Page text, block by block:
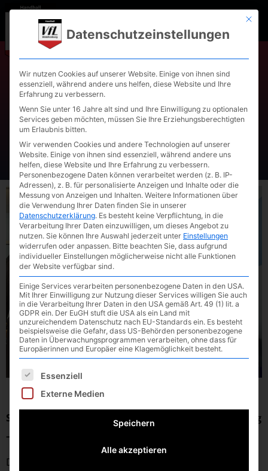
Spielbericht wD-Jugend1
08.02.2026: VfL
Waldkraiburg – HF Scheyern
Spielbericht wD-Jugend1 08.02.2026: VfL Waldkraiburg
– HF Scheyern
Datum: 08.02.2026
Mit
Datenschutzeinstellungen
Wir nutzen Cookies auf unserer Website. Einige von ihnen sind
essenziell, während andere uns helfen, diese Website und Ihre
Erfahrung zu verbessern.
Wenn Sie unter 16 Jahre alt sind und Ihre Einwilligung zu optionalen
Services geben möchten, müssen Sie Ihre Erziehungsberechtigten
um Erlaubnis bitten.
Wir verwenden Cookies und andere Technologien auf unserer
Website. Einige von ihnen sind essenziell, während andere uns
helfen, diese Website und Ihre Erfahrung zu verbessern.
Personenbezogene Daten können verarbeitet werden (z. B. IP-
Adressen), z. B. für personalisierte Anzeigen und Inhalte oder die
Messung von Anzeigen und Inhalten. Weitere Informationen über
die Verwendung Ihrer Daten finden Sie in unserer
Datenschutzerklärung. Es besteht keine Verpflichtung, in die
Verarbeitung Ihrer Daten einzuwilligen, um dieses Angebot zu
nutzen. Sie können Ihre Auswahl jederzeit unter Einstellungen
widerrufen oder anpassen. Bitte beachten Sie, dass aufgrund
individueller Einstellungen möglicherweise nicht alle Funktionen
der Website verfügbar sind.
Einige Services verarbeiten personenbezogene Daten in den USA.
Mit Ihrer Einwilligung zur Nutzung dieser Services willigen Sie auch
in die Verarbeitung Ihrer Daten in den USA gemäß Art. 49 (1) lit. a
GDPR ein. Der EuGH stuft die USA als ein Land mit
unzureichendem Datenschutz nach EU-Standards ein. Es besteht
beispielsweise die Gefahr, dass US-Behörden personenbezogene
Daten in Überwachungsprogrammen verarbeiten, ohne dass für
Europäerinnen und Europäer eine Klagemöglichkeit besteht.
Es folgt eine Liste der Service-Gruppen, für die eine
Essenziell
Externe Medien
Speichern
Alle akzeptieren